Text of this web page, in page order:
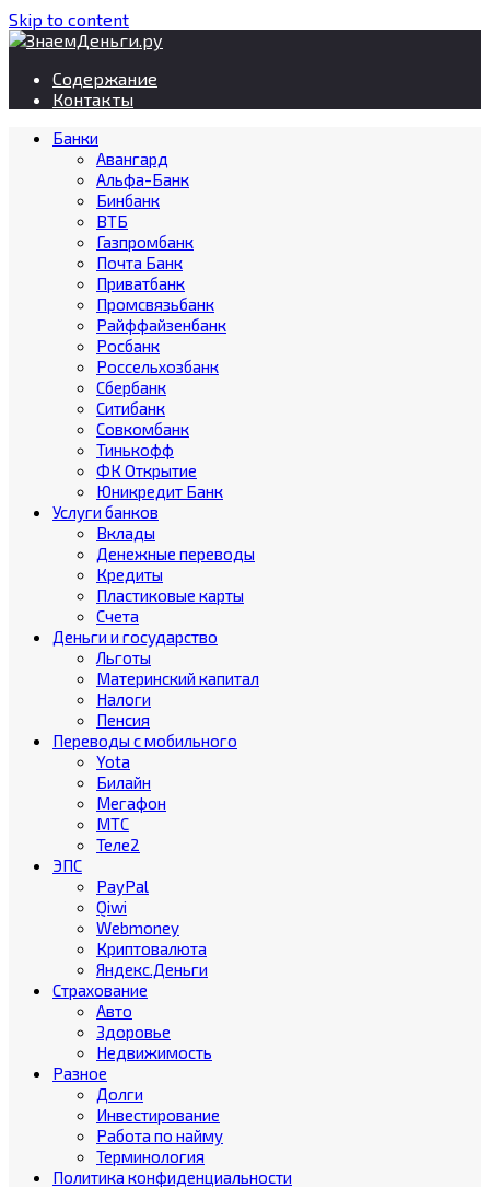
Skip to content
Содержание
Контакты
Банки
Авангард
Альфа-Банк
Бинбанк
ВТБ
Газпромбанк
Почта Банк
Приватбанк
Промсвязьбанк
Райффайзенбанк
Росбанк
Россельхозбанк
Сбербанк
Ситибанк
Совкомбанк
Тинькофф
ФК Открытие
Юникредит Банк
Услуги банков
Вклады
Денежные переводы
Кредиты
Пластиковые карты
Счета
Деньги и государство
Льготы
Материнский капитал
Налоги
Пенсия
Переводы с мобильного
Yota
Билайн
Мегафон
МТС
Теле2
ЭПС
PayPal
Qiwi
Webmoney
Криптовалюта
Яндекс.Деньги
Страхование
Авто
Здоровье
Недвижимость
Разное
Долги
Инвестирование
Работа по найму
Терминология
Политика конфиденциальности